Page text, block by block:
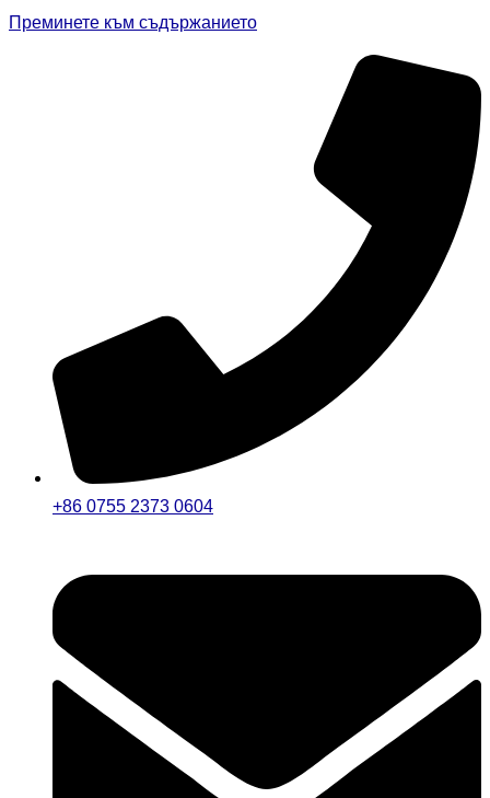
Преминете към съдържанието
+86 0755 2373 0604